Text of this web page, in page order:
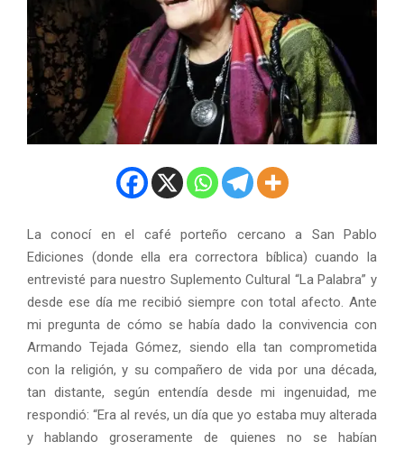
La conocí en el café porteño cercano a San Pablo
Ediciones (donde ella era correctora bíblica) cuando la
entrevisté para nuestro Suplemento Cultural “La Palabra” y
desde ese día me recibió siempre con total afecto. Ante
mi pregunta de cómo se había dado la convivencia con
Armando Tejada Gómez, siendo ella tan comprometida
con la religión, y su compañero de vida por una década,
tan distante, según entendía desde mi ingenuidad, me
respondió: “Era al revés, un día que yo estaba muy alterada
y hablando groseramente de quienes no se habían